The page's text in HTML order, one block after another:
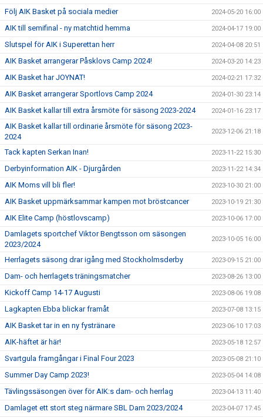
Följ AIK Basket på sociala medier 2024-05-20 16:00
AIK till semifinal - ny matchtid hemma 2024-04-17 19:00
Slutspel för AIK i Superettan herr 2024-04-08 20:51
AIK Basket arrangerar Påsklovs Camp 2024! 2024-03-20 14:23
AIK Basket har JOYNAT! 2024-02-21 17:32
AIK Basket arrangerar Sportlovs Camp 2024 2024-01-30 23:14
AIK Basket kallar till extra årsmöte för säsong 2023-2024 2024-01-16 23:17
AIK Basket kallar till ordinarie årsmöte för säsong 2023-
2024
2023-12-06 21:18
Tack kapten Serkan Inan! 2023-11-22 15:30
Derbyinformation AIK - Djurgården 2023-11-22 14:34
AIK Moms vill bli fler! 2023-10-30 21:00
AIK Basket uppmärksammar kampen mot bröstcancer 2023-10-19 21:30
AIK Elite Camp (höstlovscamp) 2023-10-06 17:00
Damlagets sportchef Viktor Bengtsson om säsongen
2023/2024
2023-10-05 16:00
Herrlagets säsong drar igång med Stockholmsderby 2023-09-15 21:00
Dam- och herrlagets träningsmatcher 2023-08-26 13:00
Kickoff Camp 14-17 Augusti 2023-08-06 19:08
Lagkapten Ebba blickar framåt 2023-07-08 13:15
AIK Basket tar in en ny fystränare 2023-06-10 17:03
AIK-häftet är här! 2023-05-18 12:57
Svartgula framgångar i Final Four 2023 2023-05-08 21:10
Summer Day Camp 2023! 2023-05-04 14:08
Tävlingssäsongen över för AIK:s dam- och herrlag 2023-04-13 11:40
Damlaget ett stort steg närmare SBL Dam 2023/2024 2023-04-07 17:45